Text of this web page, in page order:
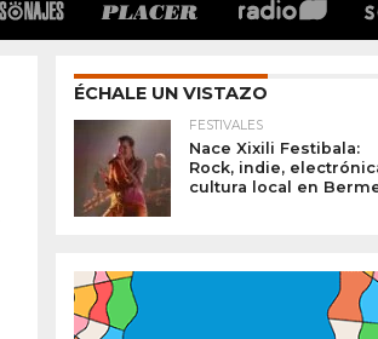
ÉCHALE UN VISTAZO
FESTIVALES
Nace Xixili Festibala:
Rock, indie,
cultura local en